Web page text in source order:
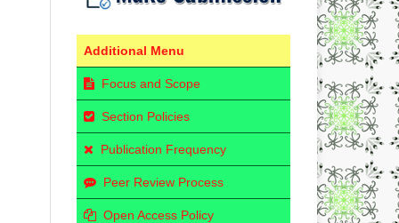
Additional Menu
Focus and Scope
Section Policies
Publication Frequency
Peer Review Process
Open Access Policy